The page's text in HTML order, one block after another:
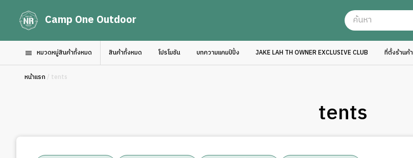
Camp One Outdoor
หมวดหมู่สินค้าทั้งหมด สินค้าทั้งหมด โปรโมชัน บทความแคมป์ปิ้ง JAKE LAH TH OWNER EXCLUSIVE CLUB ที่ตั้งร้านค้า
หน้าแรก / tents
tents